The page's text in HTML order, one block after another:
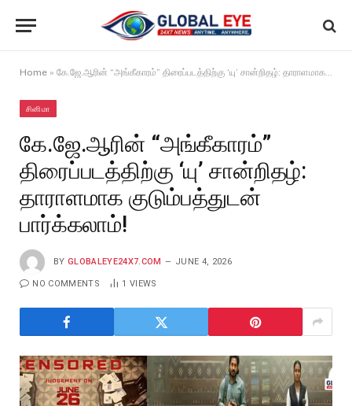
Home » கே.ஜே.ஆரின் “அங்கீகாரம்” திரைப்படத்திற்கு ‘யு’ சான்றிதழ்: தாராளமாக குடும்பத்துடன் பார்க்கலாம்!
சினிமா
கே.ஜே.ஆரின் “அங்கீகாரம்”
திரைப்படத்திற்கு ‘யு’ சான்றிதழ்:
தாராளமாக குடும்பத்துடன்
பார்க்கலாம்!
BY GLOBALEYE24X7.COM JUNE 4, 2026
NO COMMENTS 1 VIEWS